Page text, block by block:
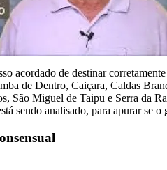
acordado de destinar
de Dentro, Caiçara, Caldas
São Miguel de Taipu e Serra da
sendo analisado, para apurar se